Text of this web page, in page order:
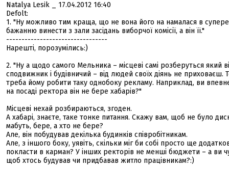
Natalya Lesik _ 17.04.2012 16:40
Defolt:
1. "Ну можливо тим краща, що не вона його на намалася в
бажанню винести з зали засідань виборчої комісії, а він її."
---------------------------------
Нарешті, порозумілись:)
2. "Ну а щодо самого Мельника – місцеві самі розберуться який
сподвижник і будівничий – від людей своїх діянь не приховаєш.
треба йому робити таку однобоку рекламу. Наприклад, ви
на посаді ректора він не бере хабарів?"
Місцеві нехай розбираються, згоден.
А хабарі, знаєте, таке тонке питання. Скажу вам, щоб не було
мабуть, бере, а хто не бере?
Але, він побудував декілька будинків співробітникам.
Але, з іншого боку, уявіть, скільки міг би собі просто ще
покласти в карман? У інших ректорів не менші бюджети – а ви
щоб хтось будував чи придбавав житло працівникам?:)